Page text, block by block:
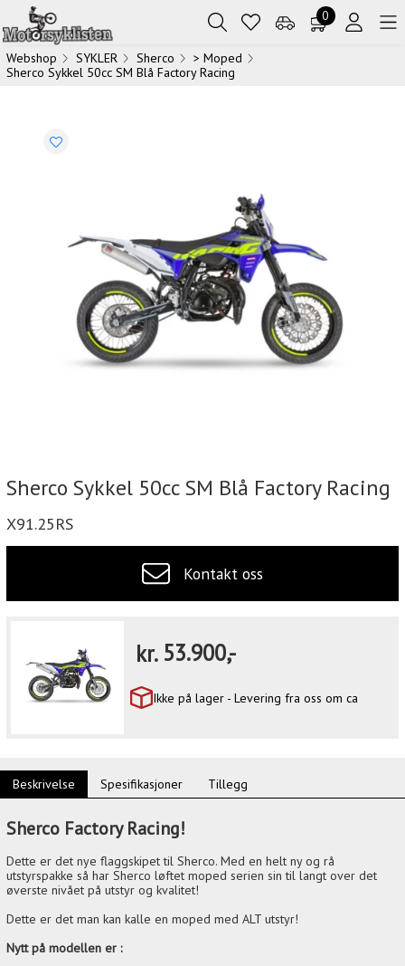
0
Webshop SYKLER Sherco
> Moped
Sherco Sykkel 50cc SM Blå Factory Racing
Sherco Sykkel 50cc SM Blå Factory Racing
X91.25RS
Kontakt oss
kr. 53.900,-
Ikke på lager - Levering fra oss om ca
Beskrivelse Spesifikasjoner Tillegg
Sherco Factory Racing!
Dette er det nye flaggskipet til Sherco. Med en helt ny og rå
utstyrspakke så har Sherco løftet moped serien sin til langt over det
øverste nivået på utstyr og kvalitet!
Dette er det man kan kalle en moped med ALT utstyr!
Nytt på modellen er :